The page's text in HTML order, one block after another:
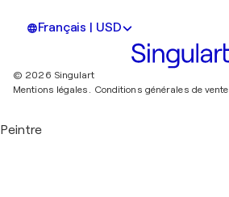
Français | USD
© 2026 Singulart
Mentions légales. Conditions générales de vente
Peintre